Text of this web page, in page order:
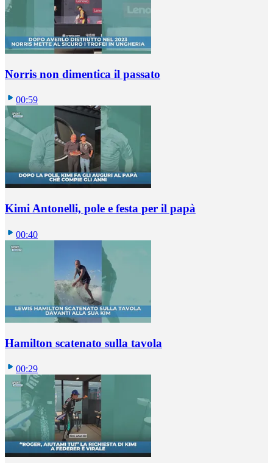
Norris non dimentica il passato
00:59
Kimi Antonelli, pole e festa per il papà
00:40
Hamilton scatenato sulla tavola
00:29